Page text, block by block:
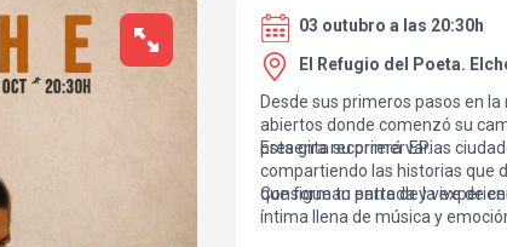
03 outubro a las 20:30h
El Refugio del Poeta.
Desde sus primeros pasos en
abiertos donde comenzó su
presenta su primer EP.
Esta gira recorrerá varias
compartiendo las historias que
que forman parte de la
Consigue tu entrada y vive de
íntima llena de música y